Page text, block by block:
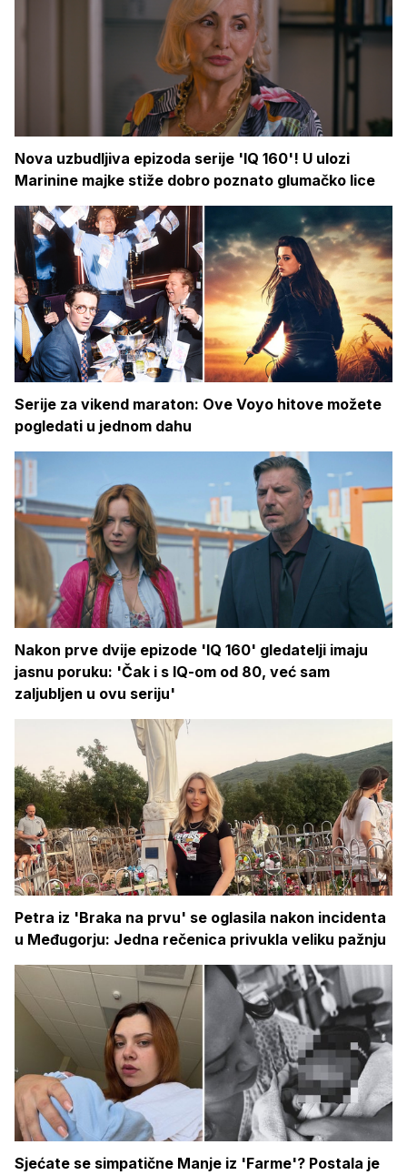
Nova uzbudljiva epizoda serije 'IQ 160'! U ulozi
Marinine majke stiže dobro poznato glumačko lice
Serije za vikend maraton: Ove Voyo hitove možete
pogledati u jednom dahu
Nakon prve dvije epizode 'IQ 160' gledatelji imaju
jasnu poruku: 'Čak i s IQ-om od 80, već sam
zaljubljen u ovu seriju'
Petra iz 'Braka na prvu' se oglasila nakon incidenta
u Međugorju: Jedna rečenica privukla veliku pažnju
Sjećate se simpatične Manje iz 'Farme'? Postala je